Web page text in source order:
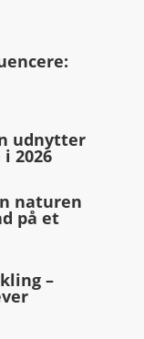
udnytter
2026
naturen
på et
–